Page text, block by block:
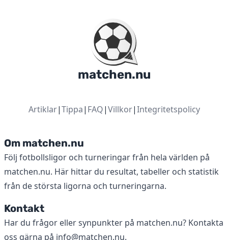
matchen.nu
Artiklar|Tippa| FAQ|Villkor|Integritetspolicy
Om matchen.nu
Följ fotbollsligor och turneringar från hela världen på
matchen.nu. Här hittar du resultat, tabeller och statistik
från de största ligorna och turneringarna.
Kontakt
Har du frågor eller synpunkter på matchen.nu? Kontakta
oss gärna på info@matchen.nu.